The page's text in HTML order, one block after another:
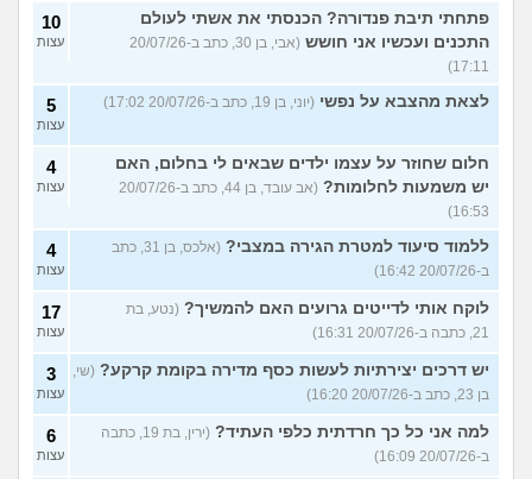
פתחתי תיבת פנדורה? הכנסתי את אשתי לעולם
התכנים ועכשיו אני חושש
(אבי, בן 30, כתב ב-20/07/26
17:11)
10
עצות
לצאת מהצבא על נפשי (יוני, בן 19, כתב ב-20/07/26 17:02) 5
עצות
חלום שחוזר על עצמו ילדים שבאים לי בחלום, האם
יש משמעות לחלומות?
(אב עובד, בן 44, כתב ב-20/07/26
16:53)
4
עצות
ללמוד סיעוד למטרת הגירה במצבי?
(אלכס, בן 31, כתב
ב-20/07/26 16:42)
4
עצות
לוקח אותי לדייטים גרועים האם להמשיך? (נטע, בת
21, כתבה ב-20/07/26 16:31)
17
עצות
יש דרכים יצירתיות לעשות כסף מדירה בקומת קרקע? (שי,
בן 23, כתב ב-20/07/26 16:20)
3
עצות
למה אני כל כך חרדתית כלפי העתיד?
(ירין, בת 19, כתבה
ב-20/07/26 16:09)
6
עצות